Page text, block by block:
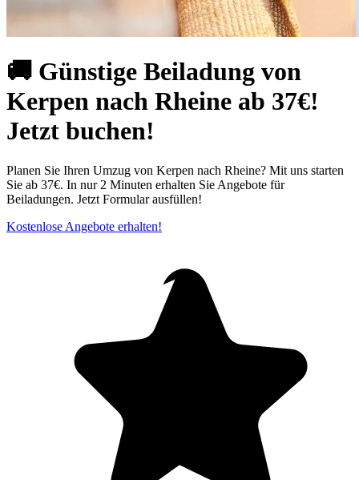
🚚 Günstige Beiladung von
Kerpen nach Rheine ab 37€!
Jetzt buchen!
Planen Sie Ihren Umzug von Kerpen nach Rheine? Mit uns starten
Sie ab 37€. In nur 2 Minuten erhalten Sie Angebote für
Beiladungen. Jetzt Formular ausfüllen!
Kostenlose Angebote erhalten!